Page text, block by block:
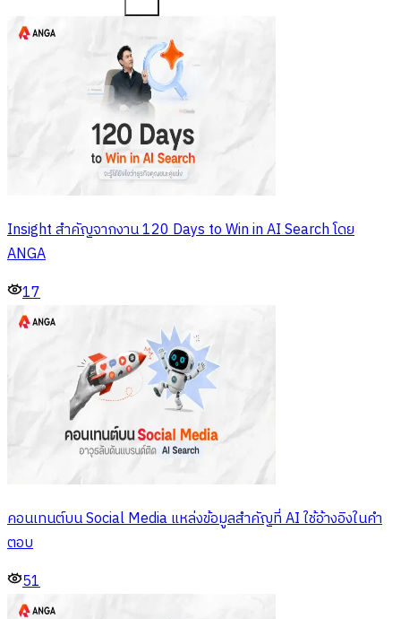
Insight สำคัญจากงาน 120 Days to Win in AI Search โดย
ANGA
17
คอนเทนต์บน Social Media แหล่งข้อมูลสำคัญที่ AI ใช้อ้างอิงในคำ
ตอบ
51